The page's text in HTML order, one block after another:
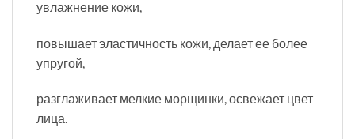
увлажнение кожи,
повышает эластичность кожи, делает ее более
упругой,
разглаживает мелкие морщинки, освежает цвет
лица.